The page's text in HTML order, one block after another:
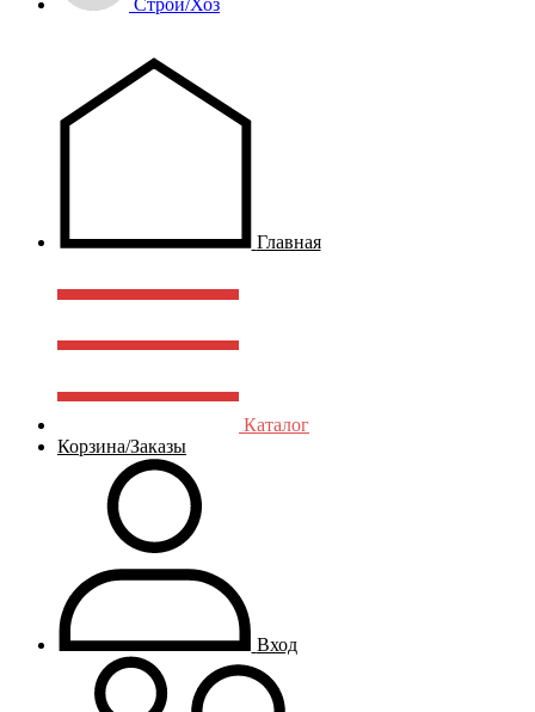
Строй/Хоз
Главная
Каталог
Корзина/Заказы
Вход